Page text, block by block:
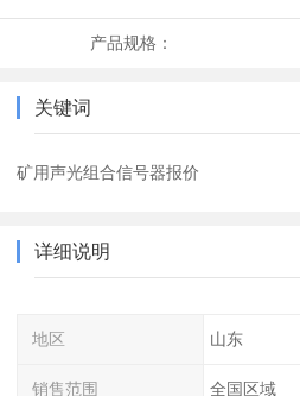
产品规格：
关键词
矿用声光组合信号器报价
详细说明
地区 山东
销售范围 全国区域